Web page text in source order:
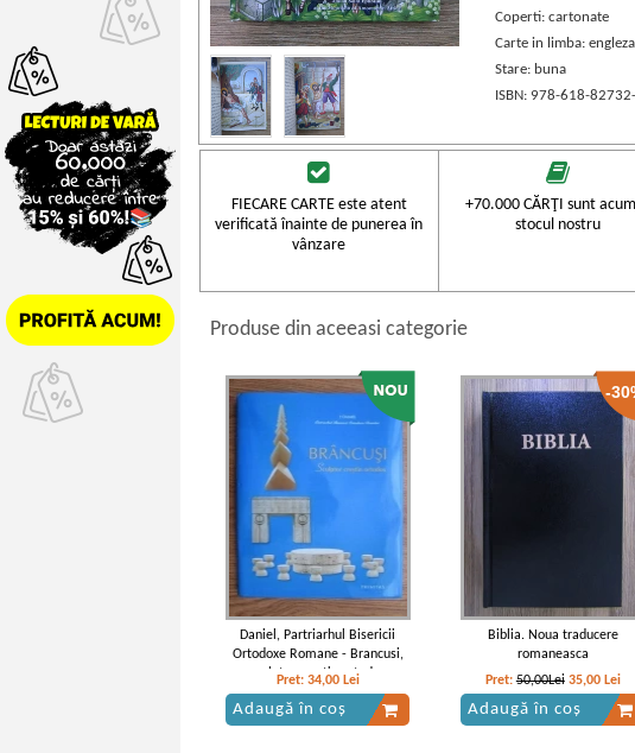
Coperti: cartonate
Carte in limba: engleza
Stare: buna
ISBN: 978-618-
FIECARE CARTE este atent
verificată înainte de punerea în
vânzare
+70.000 CĂRŢI sunt
stocul nostru
Produse din aceeasi categorie
Daniel, Partriarhul Bisericii
Ortodoxe Romane - Brancusi,
sculptor crestin ortodox
Pret: 34,00 Lei
Adaugă în coș
-
Biblia. Noua traducere
romaneasca
Pret:50,00Lei 35,00 Lei
Adaugă în coș